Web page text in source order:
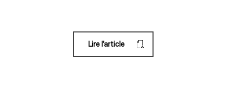
Lire l'article